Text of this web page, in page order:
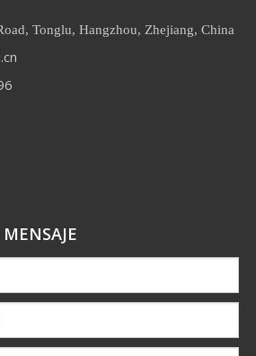
Tonglu, Hangzhou, Zhejiang, China